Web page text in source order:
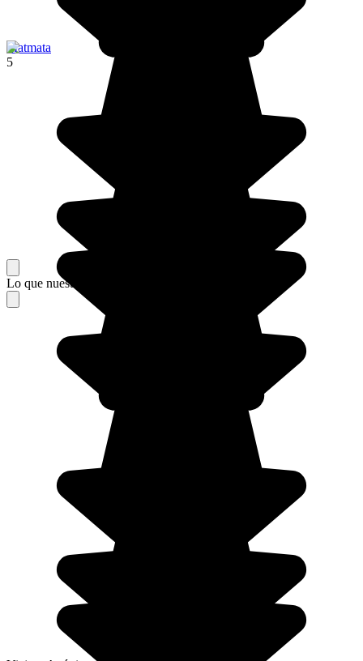
Matmata
5
Lo que nuestros viajeros piensan de su estancia